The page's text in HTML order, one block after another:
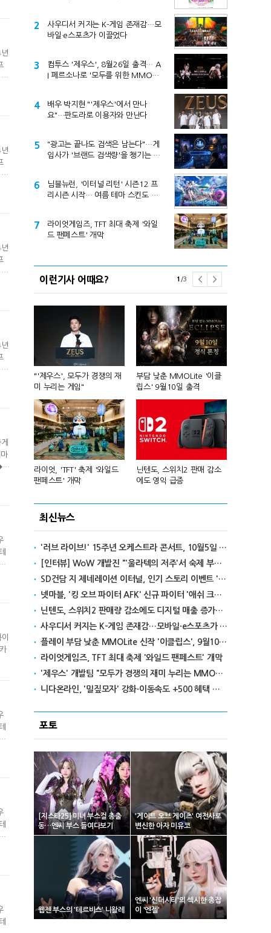
그
2
사우디서 커지는 K-게임 존재감…모
바일·e스포츠가 이끌었다
3
컴투스 '제우스', 8월26일 출격… A
I 페르소나로 '모두를 위한 MMORP
4
배우 박지현 "'제우스'에서 만나
요"…판도라로 이용자와 만난다
5
"광고는 끝나도 검색은 남는다"…게
임사가 '브랜드 검색량'을 챙기는 이
6
님블뉴런, '이터널 리턴' 시즌12 프
리시즌 시작… 여름 테마 스킨도 출
7
라이엇게임즈, TFT 최대 축제 '와일
드 팬페스트' 개막
이런기사 어때요? 1 /3
흑자 전
"'제우스', 모두가 경쟁의 재
미 누리는 게임"
부담 낮춘 MMOLite '이클
립스' 9월10일 출격
라이엇, 'TFT' 축제 '와일드
팬페스트' 개막
닌텐도, 스위치2 판매 감소
에도 영익 급증
최신뉴스
'러브 라이브!' 15주년 오케스트라 콘서트, 10월5일 한국서 첫 해외 공연
[인터뷰] WoW 개발진 "'울라텍의 저주'서 숙제 부담 줄이고 보상 높여"
SD건담 지 제네레이션 이터널, 인기 스토리 이벤트 '라크로아의 용사' 재개최
넷마블, '킹 오브 파이터 AFK' 신규 파이터 '애쉬 크림존' 업데이트
닌텐도, 스위치2 판매량 감소에도 디지털 매출 증가로 영익 급증
사우디서 커지는 K-게임 존재감…모바일·e스포츠가 이끌었다
플레이 부담 낮춘 MMOLite 신작 '이클립스', 9월10일 출격
라이엇게임즈, TFT 최대 축제 '와일드 팬페스트' 개막
'제우스' 개발팀 "모두가 경쟁의 재미 누리는 MMORPG로 만들 것"
니다온라인, '밀짚모자' 강화·이동속도 +500 혜택 이벤트 진행
포토
[지스타25] 미녀 부스걸 총출
동…엔씨 부스 들여다보기
'게이트 오브 게이츠' 여전사로
변신한 아자 미유코
웹젠 부스의 '테르비스' 니왈레
엔씨 '신더시티'의 섹시한 총잡
이 '엔젤'